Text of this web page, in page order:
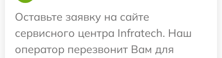
Оставьте заявку на сайте
сервисного центра Infratech. Наш
оператор перезвонит Вам для